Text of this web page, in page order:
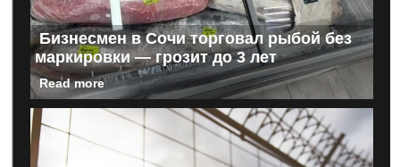
Бизнесмен в Сочи торговал рыбой без
маркировки — грозит до 3 лет
Read more